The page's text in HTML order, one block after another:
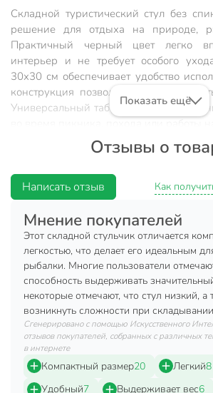
Складной туристический стул без
решение для отдыха на природе,
Практичный черный цвет легко
интерьер и не требует особого
30х30 см обеспечивает удобство
конструкция позволяет быстро
Универсальный табурет станет
компактность и легкость
простота складывания и хранения;
минималистичный дизайн;
идеален для отдыха и работы на
Экономия пространства и
решение для активного отдыха и
Техническая информация
Страна производства
Подлокотники
Показать ещё
Отзывы о
Написать отзыв Как
Мнение покупателей
Этот складной стульчик отличается
легкостью, что делает его идеальным
рыбалки. Многие пользователи
способность выдерживать
некоторые отмечают, что стул низкий, а
возникнуть сложности при
Сгенерировано с помощью Искусственного
отзывов покупателей, собранных с различных
в интернете
Компактный размер20 Легкий8
Удобный7 Выдерживает вес6